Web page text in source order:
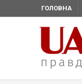
ГОЛОВНА